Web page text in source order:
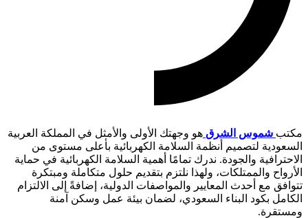
مكتب شموس الشرق هو وجهتك الأولى والأمثل في المملكة العربية
السعودية لتصميم أنظمة السلامة الكهربائية بأعلى مستوى من
الاحترافية والجودة. ندرك تمامًا أهمية السلامة الكهربائية في حماية
الأرواح والممتلكات، ولهذا نلتزم بتقديم حلول متكاملة ومبتكرة
تتوافق مع أحدث المعايير والمواصفات الدولية، إضافةً إلى الالتزام
الكامل بكود البناء السعودي، لضمان بيئة عمل وسكن آمنة
ومستقرة.